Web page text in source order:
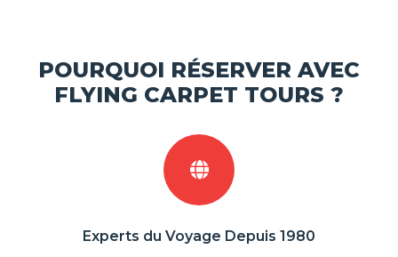
POURQUOI RÉSERVER AVEC
FLYING CARPET TOURS ?
Experts du Voyage Depuis 1980